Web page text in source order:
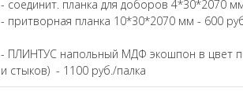
- соединит. планка для доборов 4*30*2070
- притворная планка 10*30*2070 мм - 600
- ПЛИНТУС напольный МДФ экошпон в цвет
и стыков) - 1100 руб./палка